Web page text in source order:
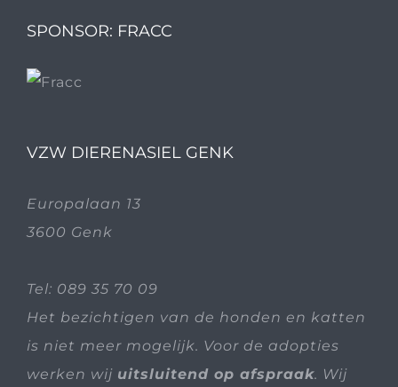
SPONSOR: FRACC
VZW DIERENASIEL GENK
Europalaan 13
3600 Genk
Tel: 089 35 70 09
Het bezichtigen van de honden en katten
is niet meer mogelijk. Voor de adopties
werken wij uitsluitend op afspraak. Wij